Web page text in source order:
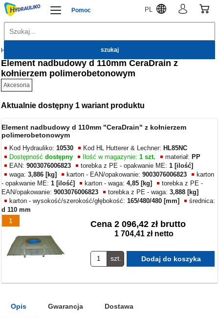
Pomoc PL
Hydrauliko Kanalizacja wewnętrzna Akcesoria
Element nadbudowy d 110mm CeraDrain z
kołnierzem polimerobetonowym
Akcesoria
Aktualnie dostępny 1 wariant produktu
1
Element nadbudowy d 110mm "CeraDrain" z kołnierzem
polimerobetonowym
Kod Hydrauliko:10530 Kod HL Hutterer & Lechner: HL85NC
Dostępnośćdostępny Ilość w magazynie:1 szt. materiał: PP
EAN:9003076006823 torebka z PE - opakwanie ME:1 [ilość]
waga:3,886 [kg] karton - EAN/opakowanie:9003076006823
karton
- opakwanie ME:1 [ilość] karton - waga:4,85 [kg]
torebka z PE -
EAN/opakowanie:9003076006823 torebka z PE - waga:3,888 [kg]
karton - wysokość/szerokość/głębokość:165/480/480 [mm]
średnica:
d 110 mm
Cena 2 096,42 zł brutto
1 704,41 zł netto
szt.
Opis Gwarancja Dostawa